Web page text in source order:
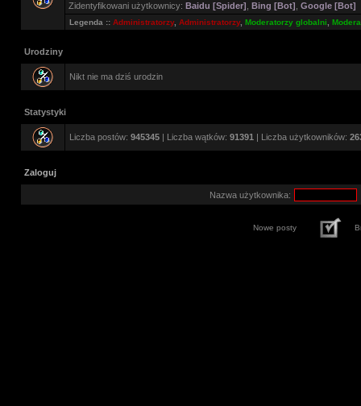
Zidentyfikowani użytkownicy: Baidu [Spider] Bing [Bot] Google [Bot]
Legenda :: Administratorzy, Administratorzy, Moderatorzy globalni
Urodziny
Nikt nie ma dziś urodzin
Statystyki
Liczba postów: 945345 | Liczba wątków: 91391 | Liczba użytkowników:
Zaloguj
Nazwa użytkownika:
Nowe posty